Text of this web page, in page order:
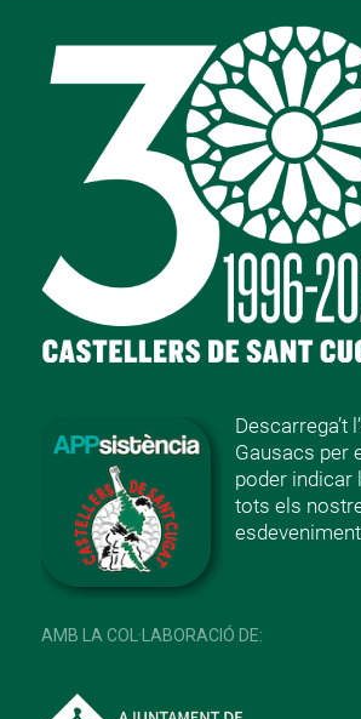
Descarrega’t
Gausacs per
poder indicar
tots els
AMB LA COL·LABORACIÓ DE: